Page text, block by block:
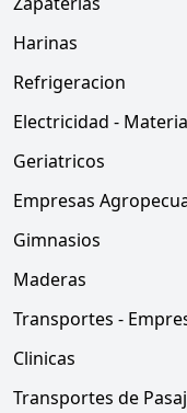
Harinas
Refrigeracion
Electricidad -
Geriatricos
Empresas
Gimnasios
Maderas
Transportes -
Clinicas
Transportes de